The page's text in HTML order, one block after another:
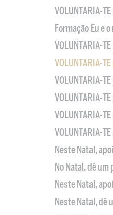
VOLUNTARIA-
Formação Eu e
VOLUNTARIA-
VOLUNTARIA-
VOLUNTARIA-
VOLUNTARIA-
VOLUNTARIA-
VOLUNTARIA-
Neste Natal,
No Natal, dê
Neste Natal,
Neste Natal, dê